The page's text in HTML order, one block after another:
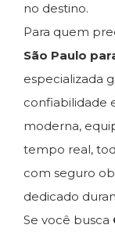
no destino.
Para quem
São Paulo
especializada
confiabilidade
moderna,
tempo real,
com seguro
dedicado
Se você busca